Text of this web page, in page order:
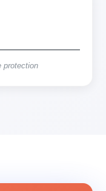
protection